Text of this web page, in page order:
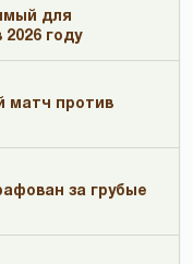
для
году
матч против
за грубые